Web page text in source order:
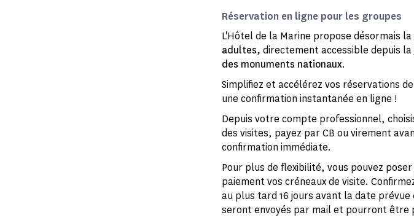
Réservation en ligne pour les groupes
L'Hôtel de la Marine propose désormais la
adultes, directement accessible depuis la
des monuments nationaux.
Simplifiez et accélérez vos réservations
une confirmation instantanée en ligne !
Depuis votre compte professionnel,
des visites, payez par CB ou virement
confirmation immédiate.
Pour plus de flexibilité, vous pouvez
paiement vos créneaux de visite.
au plus tard 16 jours avant la date
seront envoyés par mail et pourront être